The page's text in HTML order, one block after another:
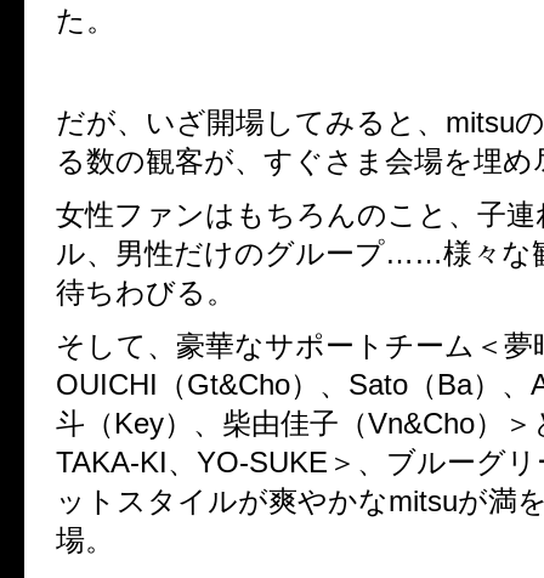
た。
だが、いざ開場してみると、mitsu
る数の観客が、すぐさま会場を埋め
女性ファンはもちろんのこと、子
ル、男性だけのグループ……様々な
待ちわびる。
そして、豪華なサポートチーム＜夢
OUICHI（Gt&Cho）、Sato（Ba）、
斗（Key）、柴由佳子（Vn&Cho）
TAKA-KI、YO-SUKE＞、ブルーグ
ットスタイルが爽やかなmitsuが満
場。